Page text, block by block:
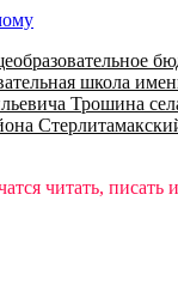
школа
Трошина
читать, писать